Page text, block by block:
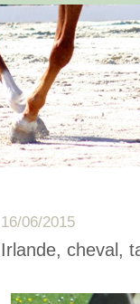
16/06/2015
Irlande, cheval,